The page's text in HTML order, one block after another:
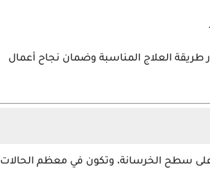
طريقة العلاج المناسبة وضمان نجاح أعمال
سطح الخرسانة، وتكون في معظم الحالات